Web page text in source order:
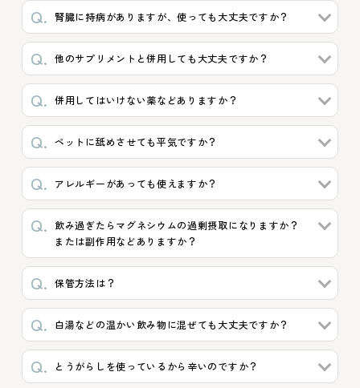
腎臓に持病がありますが、使っても大丈夫ですか？
他のサプリメントと併用しても大丈夫ですか？
併用してはいけない薬などありますか？
ペットに舐めさせても平気ですか？
アレルギーがあっても使えますか？
飲み過ぎたらマグネシウムの過剰摂取になりますか？
または副作用などありますか？
保管方法は？
白湯などの温かい飲み物に混ぜても大丈夫ですか？
とうがらしを使っているから辛いのですか？